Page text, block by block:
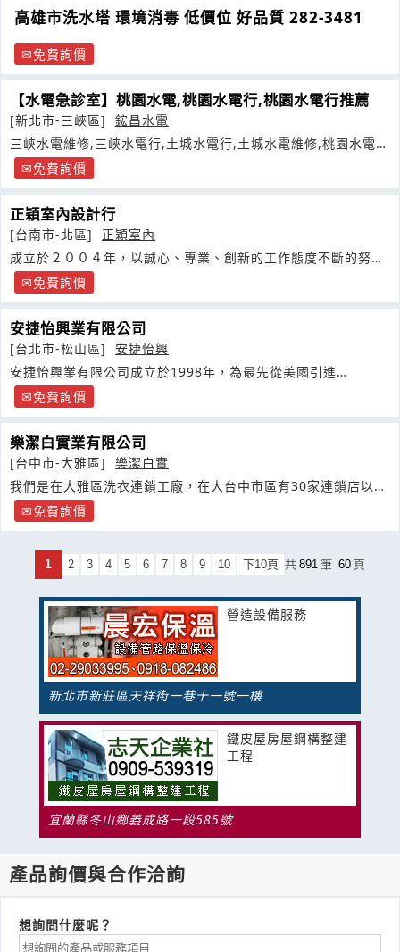
高雄市洗水塔 環境消毒 低價位 好品質 282-3481
免費詢價
【水電急診室】桃園水電,桃園水電行,桃園水電行推薦
[新北市-三峽區]
鋐昌水電
三峽水電維修,三峽水電行,土城水電行,土城水電維修,桃園水電維
修 免費詢價
正穎室內設計行
[台南市-北區]
正穎室內
成立於２００４年，以誠心、專業、創新的工作態度不斷的努
力，憑藉著專業的設計理念與
免費詢價
安捷怡興業有限公司
[台北市-松山區]
安捷怡興
安捷怡興業有限公司成立於1998年，為最先從美國引進
ROTOVAC
免費詢價
樂潔白實業有限公司
[台中市-大雅區]
樂潔白實
我們是在大雅區洗衣連鎖工廠，在大台中市區有30家連鎖店以及
配合免費詢價
1 2 3 4 5 6 7 8 9 10 下10頁 共 891 筆 60 頁
營造設備服務
新北市新莊區天祥街一巷十一號一樓
鐵皮屋房屋鋼構整建
工程
宜蘭縣冬山鄉義成路一段585號
產品詢價與合作洽詢
想詢問什麼呢？